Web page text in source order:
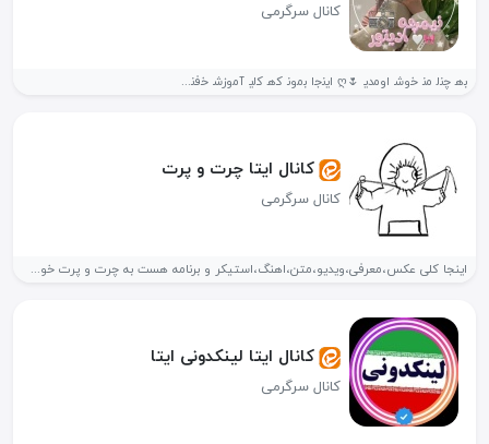
کانال سرگرمی
ب‍‌ه‍‌ چ‍‌ن‍‌ل‍‌ م‍‌ن‍‌ خ‍‌وش‍‌ اوم‍‌دی‍‌ 🌷ღ ای‍‌ن‍‌ج‍‌ا ب‍‌م‍‌ون‍‌ ک‍‌ه‍‌ ک‍‌ل‍‌ی‍‌ آم‍‌وزش‍‌ خ‍‌ف‍‌ن‍‌...
کانال ایتا چرت و پرت
کانال سرگرمی
اینجا کلی عکس،معرفی،ویدیو،متن،اهنگ،استیکر و برنامه هست به چرت و پرت خوش اومدی😊
کانال ایتا لینکدونی ایتا
کانال سرگرمی